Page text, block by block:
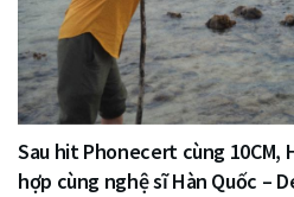
Sau hit Phonecert cùng
hợp cùng nghệ sĩ Hàn Quốc –